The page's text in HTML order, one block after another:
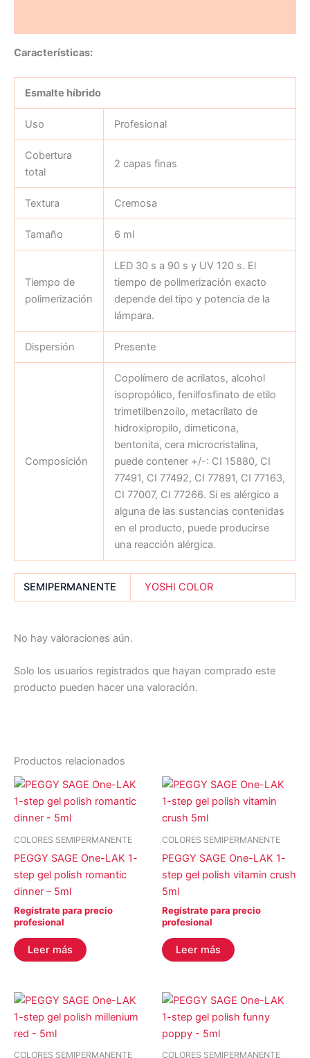
Características:
Esmalte híbrido
Uso Profesional
Cobertura
total
2 capas finas
Textura Cremosa
Tamaño 6 ml
Tiempo de
polimerización
LED 30 s a 90 s y UV 120 s. El
tiempo de polimerización exacto
depende del tipo y potencia de la
lámpara.
Dispersión Presente
Composición
Copolímero de acrilatos, alcohol
isopropólico, fenilfosfinato de etilo
trimetilbenzoilo, metacrilato de
hidroxipropilo, dimeticona,
bentonita, cera microcristalina,
puede contener +/-: CI 15880, CI
77491, CI 77492, CI 77891, CI 77163,
CI 77007, CI 77266. Si es alérgico a
alguna de las sustancias contenidas
en el producto, puede producirse
una reacción alérgica.
SEMIPERMANENTE YOSHI COLOR
No hay valoraciones aún.
Solo los usuarios registrados que hayan comprado este
producto pueden hacer una valoración.
Productos relacionados
COLORES SEMIPERMANENTE
PEGGY SAGE One-LAK 1-
step gel polish romantic
dinner – 5ml
Regístrate para precio
profesional
Leer más
COLORES SEMIPERMANENTE
PEGGY SAGE One-LAK 1-
step gel polish vitamin crush
5ml
Regístrate para precio
profesional
Leer más
COLORES SEMIPERMANENTE COLORES SEMIPERMANENTE